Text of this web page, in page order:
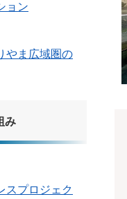
ョン
やま広域圏の
み
スプロジェク